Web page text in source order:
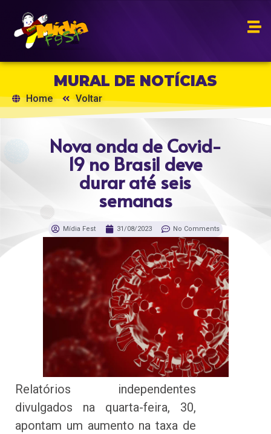
MURAL DE NOTÍCIAS
Home Voltar
Nova onda de Covid-
19 no Brasil deve
durar até seis
semanas
Mídia Fest 31/08/2023 No Comments
Relatórios independentes
divulgados na quarta-feira, 30,
apontam um aumento na taxa de